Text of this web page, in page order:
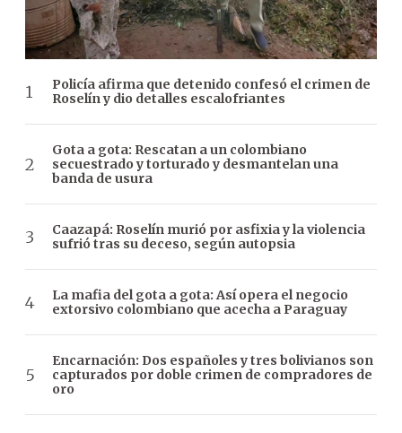
Policía afirma que detenido confesó el crimen de
Roselín y dio detalles escalofriantes
Gota a gota: Rescatan a un colombiano
secuestrado y torturado y desmantelan una
banda de usura
Caazapá: Roselín murió por asfixia y la violencia
sufrió tras su deceso, según autopsia
La mafia del gota a gota: Así opera el negocio
extorsivo colombiano que acecha a Paraguay
Encarnación: Dos españoles y tres bolivianos son
capturados por doble crimen de compradores de
oro